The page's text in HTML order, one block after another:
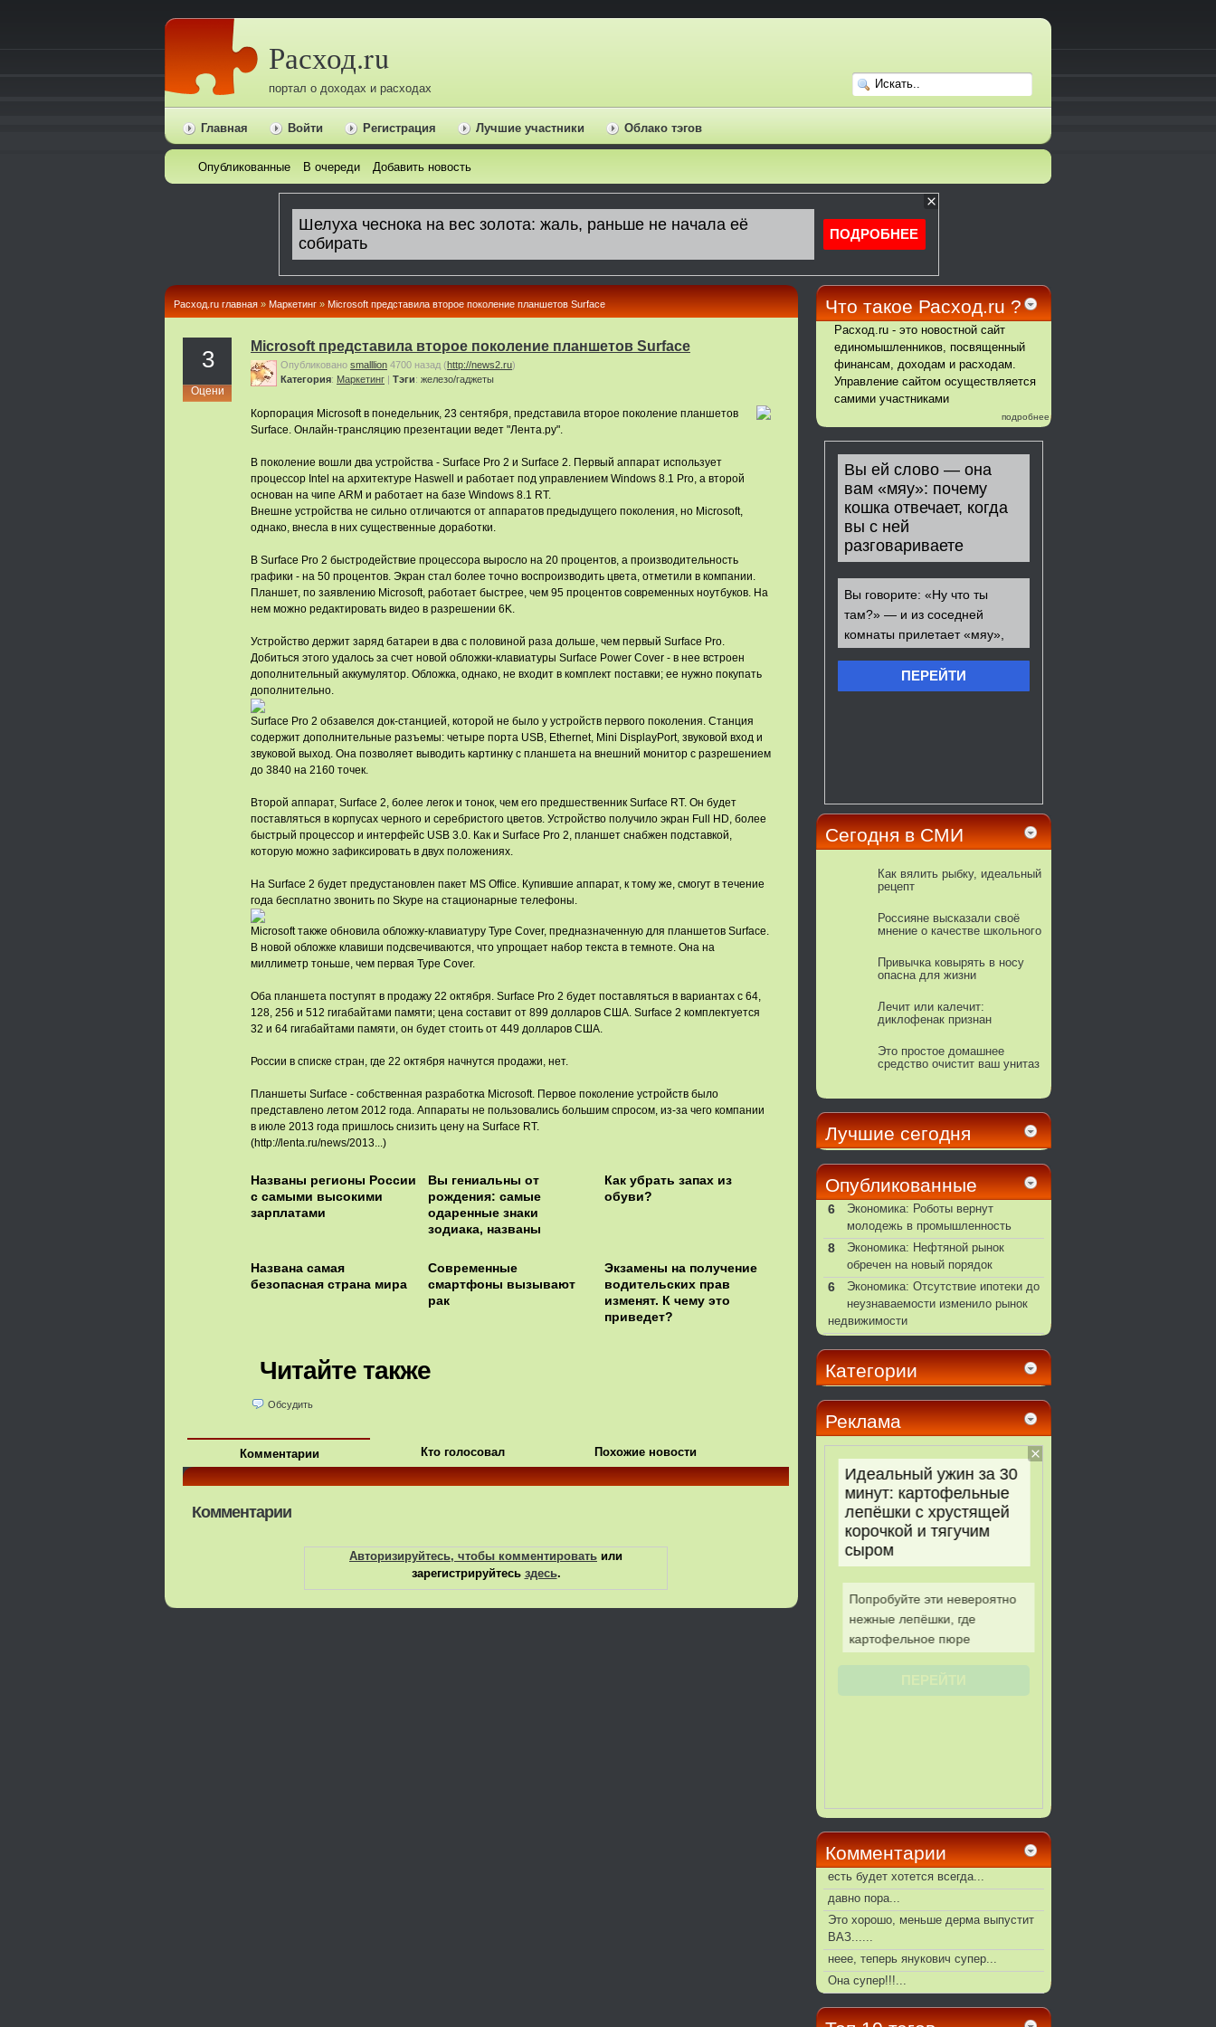
Расход.ru
портал о доходах и расходах
Главная Войти Регистрация Лучшие участники Облако тэгов
Опубликованные В очереди Добавить новость
Расход.ru главная » Маркетинг » Microsoft представила второе поколение планшетов Surface
3
Оцени
Microsoft представила второе поколение планшетов Surface
Опубликовано smalllion 4700 назад (http://news2.ru)
Категория: Маркетинг | Тэги: железо/гаджеты
Корпорация Microsoft в понедельник, 23 сентября, представила второе поколение планшетов
Surface. Онлайн-трансляцию презентации ведет "Лента.ру".
В поколение вошли два устройства - Surface Pro 2 и Surface 2. Первый аппарат использует
процессор Intel на архитектуре Haswell и работает под управлением Windows 8.1 Pro, а второй
основан на чипе ARM и работает на базе Windows 8.1 RT.
Внешне устройства не сильно отличаются от аппаратов предыдущего поколения, но Microsoft,
однако, внесла в них существенные доработки.
В Surface Pro 2 быстродействие процессора выросло на 20 процентов, а производительность
графики - на 50 процентов. Экран стал более точно воспроизводить цвета, отметили в компании.
Планшет, по заявлению Microsoft, работает быстрее, чем 95 процентов современных ноутбуков. На
нем можно редактировать видео в разрешении 6K.
Устройство держит заряд батареи в два с половиной раза дольше, чем первый Surface Pro.
Добиться этого удалось за счет новой обложки-клавиатуры Surface Power Cover - в нее встроен
дополнительный аккумулятор. Обложка, однако, не входит в комплект поставки; ее нужно покупать
дополнительно.
Surface Pro 2 обзавелся док-станцией, которой не было у устройств первого поколения. Станция
содержит дополнительные разъемы: четыре порта USB, Ethernet, Mini DisplayPort, звуковой вход и
звуковой выход. Она позволяет выводить картинку с планшета на внешний монитор с разрешением
до 3840 на 2160 точек.
Второй аппарат, Surface 2, более легок и тонок, чем его предшественник Surface RT. Он будет
поставляться в корпусах черного и серебристого цветов. Устройство получило экран Full HD, более
быстрый процессор и интерфейс USB 3.0. Как и Surface Pro 2, планшет снабжен подставкой,
которую можно зафиксировать в двух положениях.
На Surface 2 будет предустановлен пакет MS Office. Купившие аппарат, к тому же, смогут в течение
года бесплатно звонить по Skype на стационарные телефоны.
Microsoft также обновила обложку-клавиатуру Type Cover, предназначенную для планшетов Surface.
В новой обложке клавиши подсвечиваются, что упрощает набор текста в темноте. Она на
миллиметр тоньше, чем первая Type Cover.
Оба планшета поступят в продажу 22 октября. Surface Pro 2 будет поставляться в вариантах с 64,
128, 256 и 512 гигабайтами памяти; цена составит от 899 долларов США. Surface 2 комплектуется
32 и 64 гигабайтами памяти, он будет стоить от 449 долларов США.
России в списке стран, где 22 октября начнутся продажи, нет.
Планшеты Surface - собственная разработка Microsoft. Первое поколение устройств было
представлено летом 2012 года. Аппараты не пользовались большим спросом, из-за чего компании
в июле 2013 года пришлось снизить цену на Surface RT.
(http://lenta.ru/news/2013...)
Названы регионы России
с самыми высокими
зарплатами
Вы гениальны от
рождения: самые
одаренные знаки
зодиака, названы
Как убрать запах из
обуви?
Названа самая
безопасная страна мира
Современные
смартфоны вызывают
рак
Экзамены на получение
водительских прав
изменят. К чему это
приведет?
Читайте также
Обсудить
Комментарии Кто голосовал Похожие новости
Комментарии
Авторизируйтесь, чтобы комментировать или
зарегистрируйтесь здесь.
Что такое Расход.ru ?
Расход.ru - это новостной сайт
единомышленников, посвященный
финансам, доходам и расходам.
Управление сайтом осуществляется
самими участниками
подробнее
Сегодня в СМИ
Как вялить рыбку, идеальный
рецепт
Россияне высказали своё
мнение о качестве школьного
Привычка ковырять в носу
опасна для жизни
Лечит или калечит:
диклофенак признан
Этo пpocтoe дoмaшнee
cpeдcтвo oчиcтит вaш унитaз
Лучшие сегодня
Опубликованные
6
Экономика: Роботы вернут
молодежь в промышленность
8
Экономика: Нефтяной рынок
обречен на новый порядок
6
Экономика: Отсутствие ипотеки до
неузнаваемости изменило рынок
недвижимости
Категории
Реклама
Комментарии
есть будет хотется всегда...
давно пора...
Это хорошо, меньше дерма выпустит
ВАЗ......
неее, теперь янукович супер...
Она супер!!!...